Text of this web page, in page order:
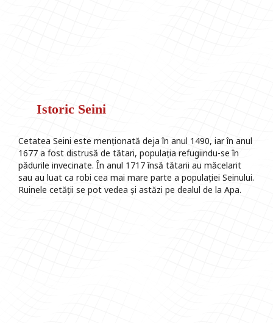
Istoric Seini
Cetatea Seini este menționată deja în anul 1490, iar în anul
1677 a fost distrusă de tătari, populația refugiindu-se în
pădurile invecinate. În anul 1717 însă tătarii au măcelarit
sau au luat ca robi cea mai mare parte a populației Seinului.
Ruinele cetății se pot vedea și astăzi pe dealul de la Apa.